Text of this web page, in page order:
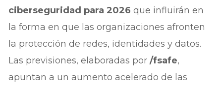
ciberseguridad para 2026 que influirán en
la forma en que las organizaciones afronten
la protección de redes, identidades y datos.
Las previsiones, elaboradas por/fsafe,
apuntan a un aumento acelerado de las